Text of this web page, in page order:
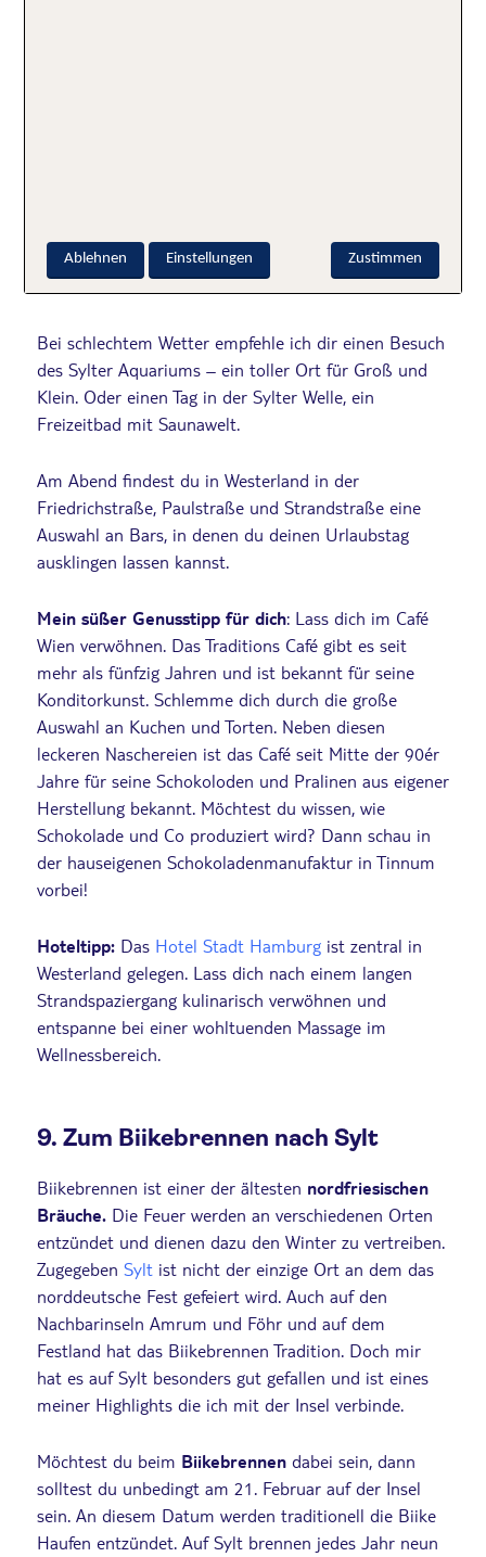
entlang der Strandpromenade einige schöne Cafés
und Restaurants.
Bei schlechtem Wetter empfehle ich dir einen Besuch
des Sylter Aquariums – ein toller Ort für Groß und
Klein. Oder einen Tag in der Sylter Welle, ein
Freizeitbad mit Saunawelt.
Am Abend findest du in Westerland in der
Friedrichstraße, Paulstraße und Strandstraße eine
Auswahl an Bars, in denen du deinen Urlaubstag
ausklingen lassen kannst.
Mein süßer Genusstipp für dich: Lass dich im Café
Wien verwöhnen. Das Traditions Café gibt es seit
mehr als fünfzig Jahren und ist bekannt für seine
Konditorkunst. Schlemme dich durch die große
Auswahl an Kuchen und Torten. Neben diesen
leckeren Naschereien ist das Café seit Mitte der 90´er
Jahre für seine Schokoloden und Pralinen aus eigener
Herstellung bekannt. Möchtest du wissen, wie
Schokolade und Co produziert wird? Dann schau in
der hauseigenen Schokoladenmanufaktur in Tinnum
vorbei!
Hoteltipp: Das Hotel Stadt Hamburg ist zentral in
Westerland gelegen. Lass dich nach einem langen
Strandspaziergang kulinarisch verwöhnen und
entspanne bei einer wohltuenden Massage im
Wellnessbereich.
9. Zum Biikebrennen nach Sylt
Biikebrennen ist einer der ältesten nordfriesischen
Bräuche. Die Feuer werden an verschiedenen Orten
entzündet und dienen dazu den Winter zu vertreiben.
Zugegeben Sylt ist nicht der einzige Ort an dem das
norddeutsche Fest gefeiert wird. Auch auf den
Nachbarinseln Amrum und Föhr und auf dem
Festland hat das Biikebrennen Tradition. Doch mir
hat es auf Sylt besonders gut gefallen und ist eines
meiner Highlights die ich mit der Insel verbinde.
Möchtest du beim Biikebrennen dabei sein, dann
solltest du unbedingt am 21. Februar auf der Insel
sein. An diesem Datum werden traditionell die Biike
Haufen entzündet. Auf Sylt brennen jedes Jahr neun
Zustimmen
Ablehnen Einstellungen